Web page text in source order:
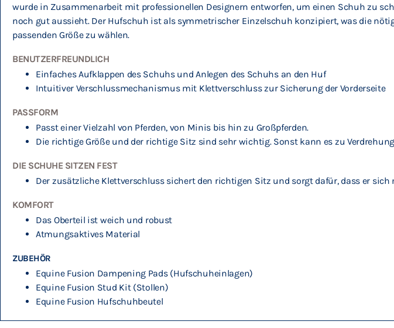
wurde in Zusammenarbeit mit professionellen Designern entworfen, um einen Schuh zu
noch gut aussieht. Der Hufschuh ist als symmetrischer Einzelschuh konzipiert, was die
passenden Größe zu wählen.
BENUTZERFREUNDLICH
Einfaches Aufklappen des Schuhs und Anlegen des Schuhs an den Huf
Intuitiver Verschlussmechanismus mit Klettverschluss zur Sicherung der Vorderseite
PASSFORM
Passt einer Vielzahl von Pferden, von Minis bis hin zu Großpferden.
Die richtige Größe und der richtige Sitz sind sehr wichtig. Sonst kann es zu
DIE SCHUHE SITZEN FEST
Der zusätzliche Klettverschluss sichert den richtigen Sitz und sorgt dafür, dass er sich
KOMFORT
Das Oberteil ist weich und robust
Atmungsaktives Material
ZUBEHÖR
Equine Fusion Dampening Pads (Hufschuheinlagen)
Equine Fusion Stud Kit (Stollen)
Equine Fusion Hufschuhbeutel